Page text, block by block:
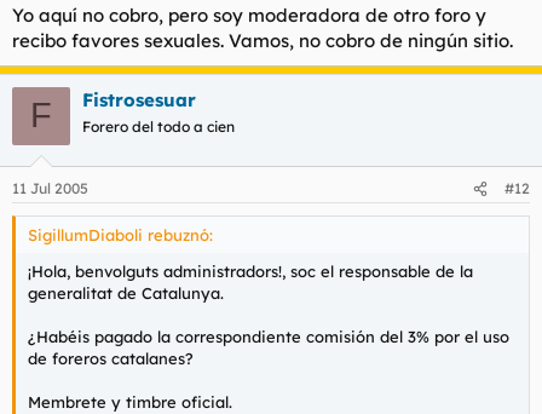
Yo aquí no cobro, pero soy moderadora de otro foro y
recibo favores sexuales. Vamos, no cobro de ningún sitio.
F Fistrosesuar
Forero del todo a cien
11 Jul 2005 #12
SigillumDiaboli rebuznó:
¡Hola, benvolguts administradors!, soc el responsable de la
generalitat de Catalunya.
¿Habéis pagado la correspondiente comisión del 3% por el uso
de foreros catalanes?
Membrete y timbre oficial.